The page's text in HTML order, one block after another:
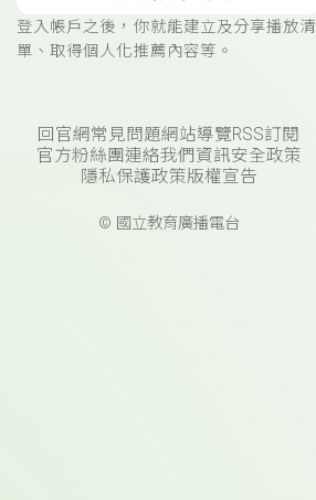
登入帳戶之後，你就能建立及分享播放清
單、取得個人化推薦內容等。
回官網常見問題網站導覽RSS訂閱
官方粉絲團連絡我們 資訊安全政策
隱私保護政策版權宣告
© 國立教育廣播電台